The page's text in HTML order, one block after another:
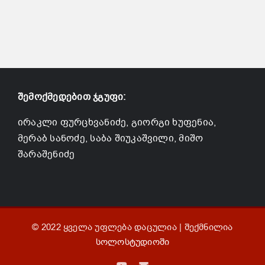
შემოქმედებით ჯგუფი:
ირაკლი ფურცხვანიძე, გიორგი ხუფენია,
მერაბ სანოძე, საბა შიუკაშვილი, მიშო
შარაშენიძე
© 2022 ყველა უფლება დაცულია | შექმნილია
სოლოსტუდიოში